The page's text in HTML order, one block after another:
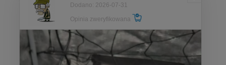
Dodano: 2026-07-31
Opinia zweryfikowana